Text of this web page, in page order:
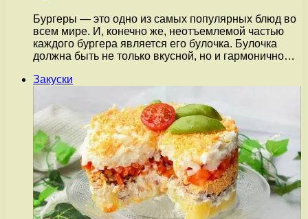
Бургеры — это одно из самых популярных блюд во
всем мире. И, конечно же, неотъемлемой частью
каждого бургера является его булочка. Булочка
должна быть не только вкусной, но и гармонично…
Закуски